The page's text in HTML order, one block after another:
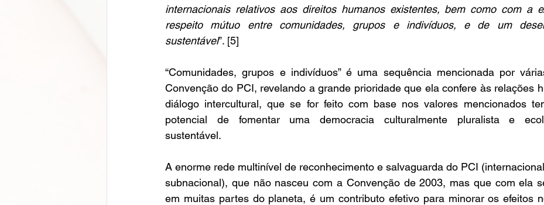
internacionais relativos aos direitos humanos existentes, bem como com a
respeito mútuo entre comunidades, grupos e indivíduos, e de um
sustentável”. [5]
“Comunidades, grupos e indivíduos” é uma sequência mencionada por
Convenção do PCI, revelando a grande prioridade que ela confere às relações
diálogo intercultural, que se for feito com base nos valores mencionados
potencial de fomentar uma democracia culturalmente pluralista e
sustentável.
A enorme rede multinível de reconhecimento e salvaguarda do PCI
subnacional), que não nasceu com a Convenção de 2003, mas que com ela
em muitas partes do planeta, é um contributo efetivo para minorar os efeitos